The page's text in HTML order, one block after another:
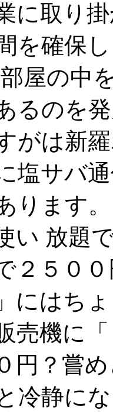
に取り
を確保
屋の中
るのを
がは新
塩サバ
ります
い 放題
２５０
にはち
売機に
円？嘗
冷静に